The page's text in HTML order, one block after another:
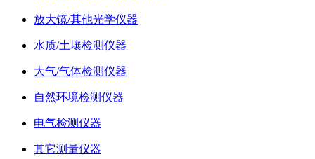
放大镜/其他光学仪器
水质/土壤检测仪器
大气/气体检测仪器
自然环境检测仪器
电气检测仪器
其它测量仪器